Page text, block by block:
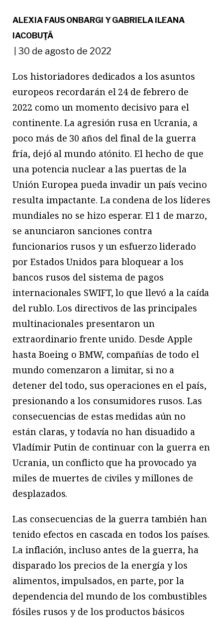
ALEXIA FAUS ONBARGI Y GABRIELA ILEANA
IACOBUŢĂ
30 de agosto de 2022
Los historiadores dedicados a los asuntos
europeos recordarán el 24 de febrero de
2022 como un momento decisivo para el
continente. La agresión rusa en Ucrania, a
poco más de 30 años del final de la guerra
fría, dejó al mundo atónito. El hecho de que
una potencia nuclear a las puertas de la
Unión Europea pueda invadir un país vecino
resulta impactante. La condena de los líderes
mundiales no se hizo esperar. El 1 de marzo,
se anunciaron sanciones contra
funcionarios rusos y un esfuerzo liderado
por Estados Unidos para bloquear a los
bancos rusos del sistema de pagos
internacionales SWIFT, lo que llevó a la caída
del rublo. Los directivos de las principales
multinacionales presentaron un
extraordinario frente unido. Desde Apple
hasta Boeing o BMW, compañías de todo el
mundo comenzaron a limitar, si no a
detener del todo, sus operaciones en el país,
presionando a los consumidores rusos. Las
consecuencias de estas medidas aún no
están claras, y todavía no han disuadido a
Vladímir Putin de continuar con la guerra en
Ucrania, un conflicto que ha provocado ya
miles de muertes de civiles y millones de
desplazados.
Las consecuencias de la guerra también han
tenido efectos en cascada en todos los países.
La inflación, incluso antes de la guerra, ha
disparado los precios de la energía y los
alimentos, impulsados, en parte, por la
dependencia del mundo de los combustibles
fósiles rusos y de los productos básicos